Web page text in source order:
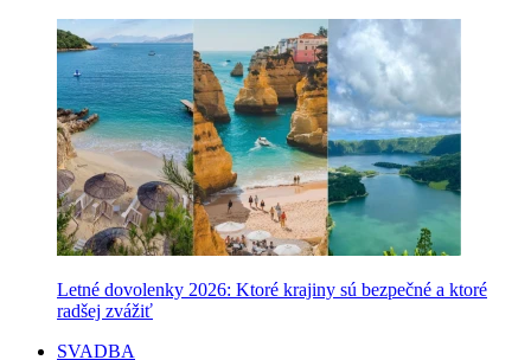
Letné dovolenky 2026: Ktoré krajiny sú bezpečné a ktoré
radšej zvážiť
SVADBA